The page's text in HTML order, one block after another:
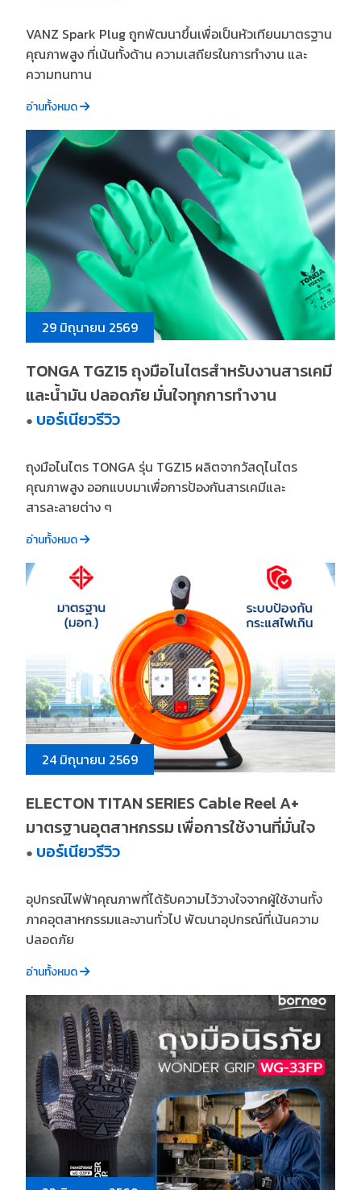
VANZ Spark Plug ถูกพัฒนาขึ้นเพื่อเป็นหัวเทียนมาตรฐาน
คุณภาพสูง ที่เน้นทั้งด้าน ความเสถียรในการทำงาน และ
ความทนทาน
อ่านทั้งหมด
29 มิถุนายน 2569
TONGA TGZ15 ถุงมือไนไตรสำหรับงานสารเคมี
และน้ำมัน ปลอดภัย มั่นใจทุกการทำงาน
● บอร์เนียวรีวิว
ถุงมือไนไตร TONGA รุ่น TGZ15 ผลิตจากวัสดุไนไตร
คุณภาพสูง ออกแบบมาเพื่อการป้องกันสารเคมีและ
สารละลายต่าง ๆ
อ่านทั้งหมด
24 มิถุนายน 2569
ELECTON TITAN SERIES Cable Reel A+
มาตรฐานอุตสาหกรรม เพื่อการใช้งานที่มั่นใจ
● บอร์เนียวรีวิว
อุปกรณ์ไฟฟ้าคุณภาพที่ได้รับความไว้วางใจจากผู้ใช้งานทั้ง
ภาคอุตสาหกรรมและงานทั่วไป พัฒนาอุปกรณ์ที่เน้นความ
ปลอดภัย
อ่านทั้งหมด